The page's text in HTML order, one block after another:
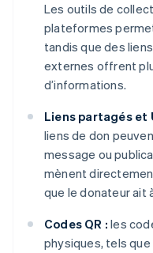
Les outils de
plateformes
tandis que des
externes offrent
d’informations.
Liens partagés et
liens de don
message ou
mènent
que le donateur ait
Codes QR : les
physiques, tels